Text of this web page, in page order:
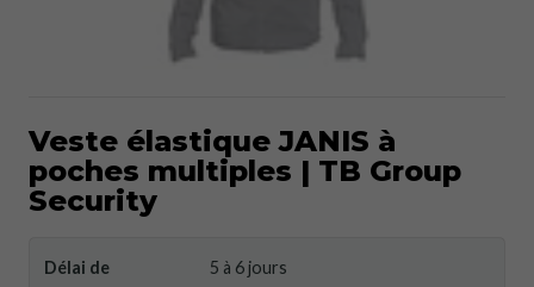
Veste élastique JANIS à
poches multiples | TB Group
Security
Délai de
5 à 6 jours